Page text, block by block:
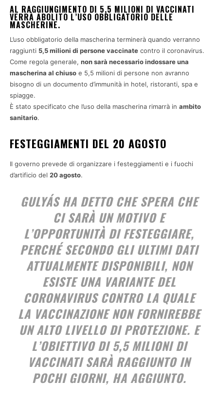
AL RAGGIUNGIMENTO DI 5,5 MILIONI DI VACCINATI
VERRÀ ABOLITO L’USO OBBLIGATORIO DELLE
MASCHERINE.
L’uso obbligatorio della mascherina terminerà quando verranno
raggiunti 5,5 milioni di persone vaccinate contro il coronavirus.
Come regola generale, non sarà necessario indossare una
mascherina al chiuso e 5,5 milioni di persone non avranno
bisogno di un documento d’immunità in hotel, ristoranti, spa e
spiagge.
È stato specificato che l’uso della mascherina rimarrà in ambito
sanitario.
FESTEGGIAMENTI DEL 20 AGOSTO
Il governo prevede di organizzare i festeggiamenti e i fuochi
d’artificio del 20 agosto.
GULYÁS HA DETTO CHE SPERA CHE
CI SARÀ UN MOTIVO E
L’OPPORTUNITÀ DI FESTEGGIARE,
PERCHÉ SECONDO GLI ULTIMI DATI
ATTUALMENTE DISPONIBILI, NON
ESISTE UNA VARIANTE DEL
CORONAVIRUS CONTRO LA QUALE
LA VACCINAZIONE NON FORNIREBBE
UN ALTO LIVELLO DI PROTEZIONE. E
L’OBIETTIVO DI 5,5 MILIONI DI
VACCINATI SARÀ RAGGIUNTO IN
POCHI GIORNI, HA AGGIUNTO.